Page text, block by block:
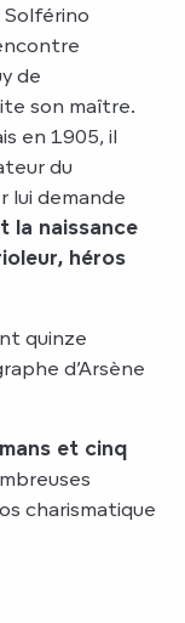
Solférino
de
son maître.
en 1905, il
du
lui demande
la naissance
héros
quinze
d’Arsène
et cinq
charismatique